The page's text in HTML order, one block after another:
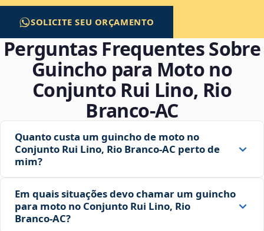
SOLICITE SEU ORÇAMENTO
Perguntas Frequentes Sobre
Guincho para Moto no
Conjunto Rui Lino, Rio
Branco‑AC
Quanto custa um guincho de moto no
Conjunto Rui Lino, Rio Branco‑AC perto de
mim?
Em quais situações devo chamar um guincho
para moto no Conjunto Rui Lino, Rio
Branco‑AC?